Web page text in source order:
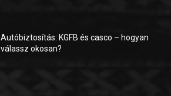
Autóbiztosítás: KGFB és casco – hogyan
válassz okosan?